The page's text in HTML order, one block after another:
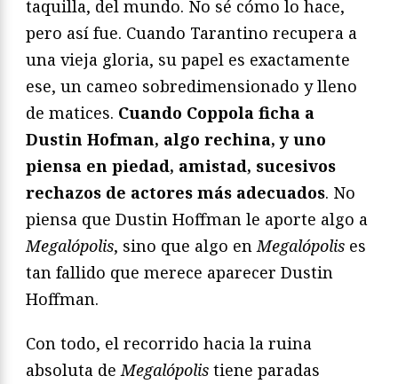
taquilla, del mundo. No sé cómo lo hace,
pero así fue. Cuando Tarantino recupera a
una vieja gloria, su papel es exactamente
ese, un cameo sobredimensionado y lleno
de matices. Cuando Coppola ficha a
Dustin Hofman, algo rechina, y uno
piensa en piedad, amistad, sucesivos
rechazos de actores más adecuados. No
piensa que Dustin Hoffman le aporte algo a
Megalópolis, sino que algo enMegalópolis es
tan fallido que merece aparecer Dustin
Hoffman.
Con todo, el recorrido hacia la ruina
absoluta deMegalópolis tiene paradas